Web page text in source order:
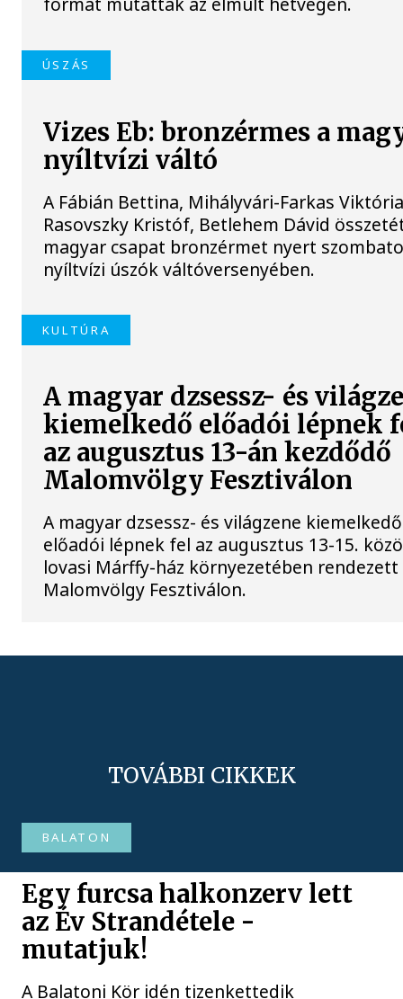
ÚSZÁS
Vizes Eb: bronzérmes a
nyíltvízi váltó
A Fábián Bettina, Mihályvári-Farkas
Rasovszky Kristóf, Betlehem Dávid
magyar csapat bronzérmet nyert
nyíltvízi úszók váltóversenyében.
KULTÚRA
A magyar dzsessz- és
kiemelkedő előadói lépnek
az augusztus 13-án kezdődő
Malomvölgy Fesztiválon
A magyar dzsessz- és világzene kiemelkedő
előadói lépnek fel az augusztus 13-15.
lovasi Márffy-ház környezetében rendezett
Malomvölgy Fesztiválon.
TOVÁBBI CIKKEK
BALATON
Egy furcsa halkonzerv lett
az Év Strandétele -
mutatjuk!
A Balatoni Kör idén tizenkettedik